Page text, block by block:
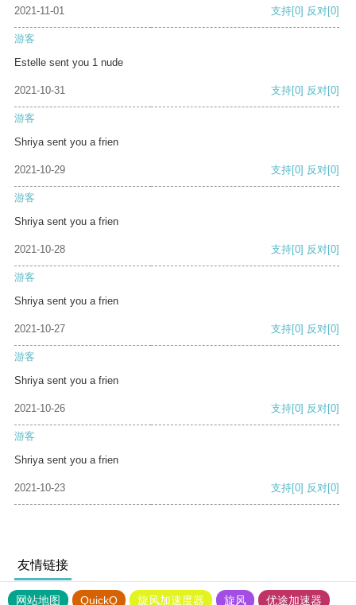
2021-11-01 支持[0] 反对[0]
游客
Estelle sent you 1 nude
2021-10-31 支持[0] 反对[0]
游客
Shriya sent you a frien
2021-10-29 支持[0] 反对[0]
游客
Shriya sent you a frien
2021-10-28 支持[0] 反对[0]
游客
Shriya sent you a frien
2021-10-27 支持[0] 反对[0]
游客
Shriya sent you a frien
2021-10-26 支持[0] 反对[0]
游客
Shriya sent you a frien
2021-10-23 支持[0] 反对[0]
友情链接
网站地图 QuickQ 旋风加速度器 旋风 优途加速器